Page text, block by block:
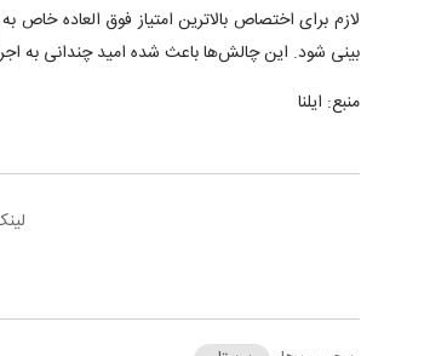
لازم برای اختصاص بالاترین امتیاز فوق العاده
بینی شود. این چالش‌ها باعث شده امید چندانی به
منبع: ایلنا